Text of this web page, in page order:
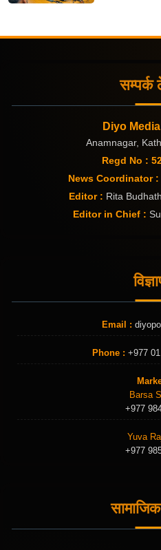
सम्पर्क
Diyo
Anamnagar,
Regd No :
News Coordinator :
Editor : Rita
Editor in Chief :
Email :
Phone : +977
Barsa
+977
Yuva
+977